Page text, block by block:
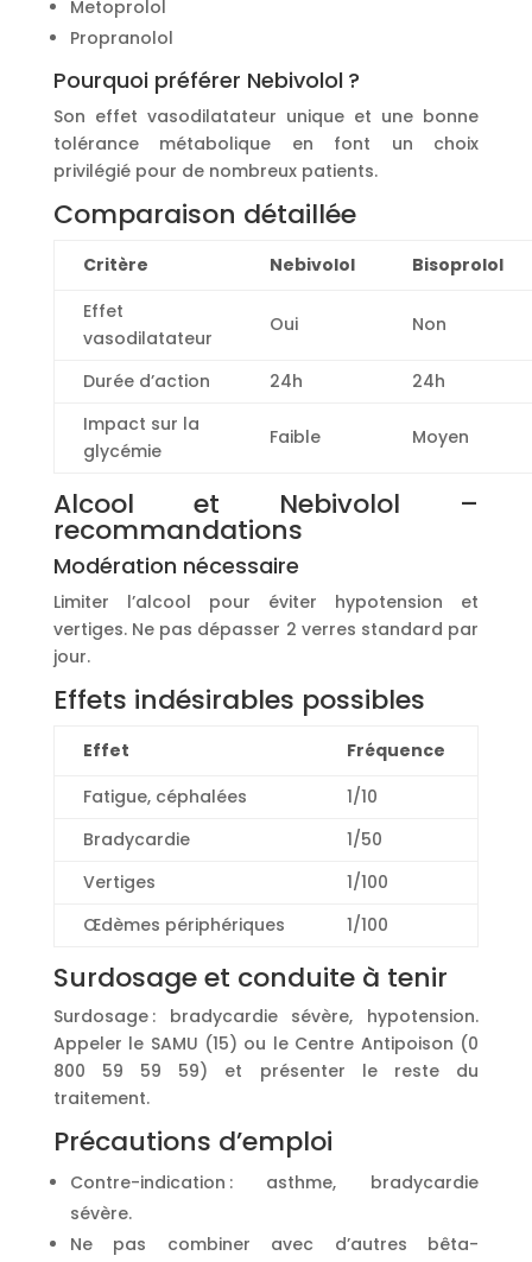
Metoprolol
Propranolol
Pourquoi préférer Nebivolol ?
Son effet vasodilatateur unique et une bonne
tolérance métabolique en font un choix
privilégié pour de nombreux patients.
Comparaison détaillée
Critère Nebivolol
Bisoprolol
Effet
vasodilatateur
Oui Non
Durée d’action 24h
24h
Impact sur la
glycémie
Faible Moyen
Alcool et Nebivolol –
recommandations
Modération nécessaire
Limiter l’alcool pour éviter hypotension et
vertiges. Ne pas dépasser 2 verres standard par
jour.
Effets indésirables possibles
Effet
Fréquence
Fatigue, céphalées
1/10
Bradycardie
1/50
Vertiges
1/100
Œdèmes périphériques
1/100
Surdosage et conduite à tenir
Surdosage : bradycardie sévère, hypotension.
Appeler le SAMU (15) ou le Centre Antipoison (0
800 59 59 59) et présenter le reste du
traitement.
Précautions d’emploi
Contre-indication : asthme, bradycardie
sévère.
Ne pas combiner avec d’autres bêta-